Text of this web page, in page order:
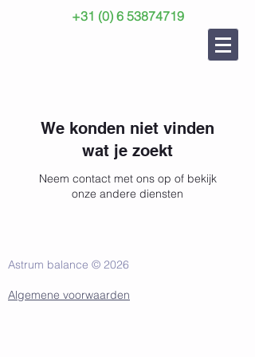
+31 (0) 6 53874719
We konden niet vinden
wat je zoekt
Neem contact met ons op of bekijk
onze andere diensten
Astrum balance © 2026
Algemene voorwaarden